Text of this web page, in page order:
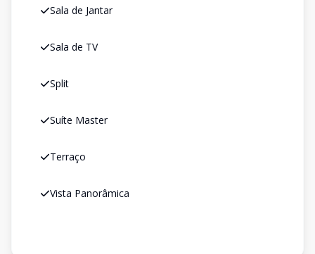
Sala de Jantar
Sala de TV
Split
Suíte Master
Terraço
Vista Panorâmica